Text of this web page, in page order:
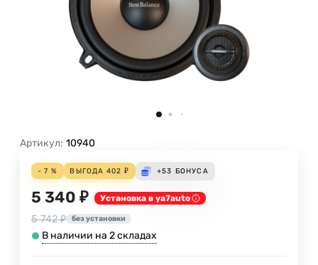
Артикул: 10940
- 7 % ВЫГОДА 402 ₽ +53 БОНУСА
5 340 ₽ Установка в ya7auto
5 742 ₽ без установки
В наличии на 2 складах